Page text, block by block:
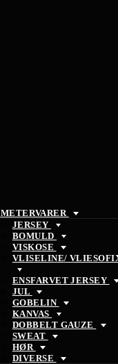
METERVARER
JERSEY
BOMULD
VISKOSE
VLISELINE/
ENSFARVET JERSEY
JUL
GOBELIN
KANVAS
DOBBELT GAUZE
SWEAT
HØR
DIVERSE